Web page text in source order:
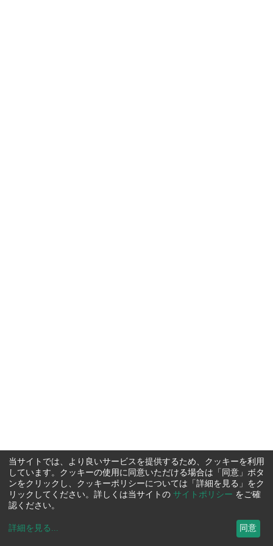
当サイトでは、より良いサービスを提供するため、クッキーを利用
しています。クッキーの使用に同意いただける場合は「同意」ボタ
ンをクリックし、クッキーポリシーについては「詳細を見る」をク
リックしてください。詳しくは当サイトの サイトポリシー をご確
認ください。
詳細を見る ... 同意